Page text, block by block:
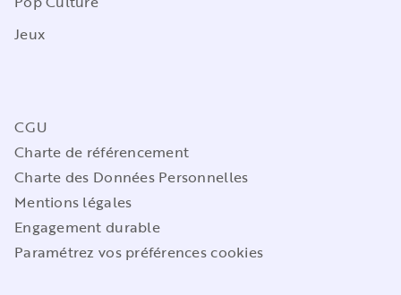
Jeux
CGU
Charte de référencement
Charte des Données Personnelles
Mentions légales
Engagement durable
Paramétrez vos préférences cookies